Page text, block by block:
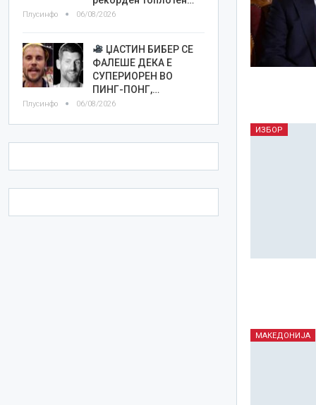
ИЗБОР
МАКЕДОНИЈА
Плусинфо 06/08/2026
ЏАСТИН БИБЕР СЕ
ФАЛЕШЕ ДЕКА Е
СУПЕРИОРЕН ВО
ПИНГ-ПОНГ,…
Плусинфо 06/08/2026